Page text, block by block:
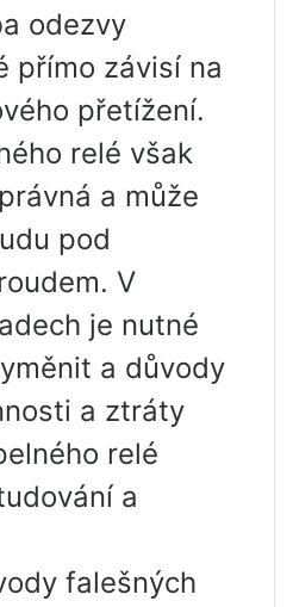
odezvy
přímo závisí na
přetížení.
relé však
a může
pod
V
je nutné
a důvody
a ztráty
relé
a
falešných